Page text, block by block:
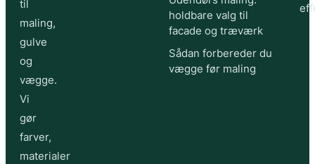
til
maling,
gulve
og
vægge.
Vi
gør
farver,
materialer
holdbare valg til
facade og træværk
Sådan forbereder du
vægge før maling